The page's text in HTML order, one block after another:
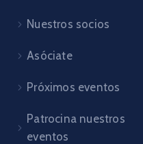
Nuestros socios
Asóciate
Próximos eventos
Patrocina nuestros
eventos